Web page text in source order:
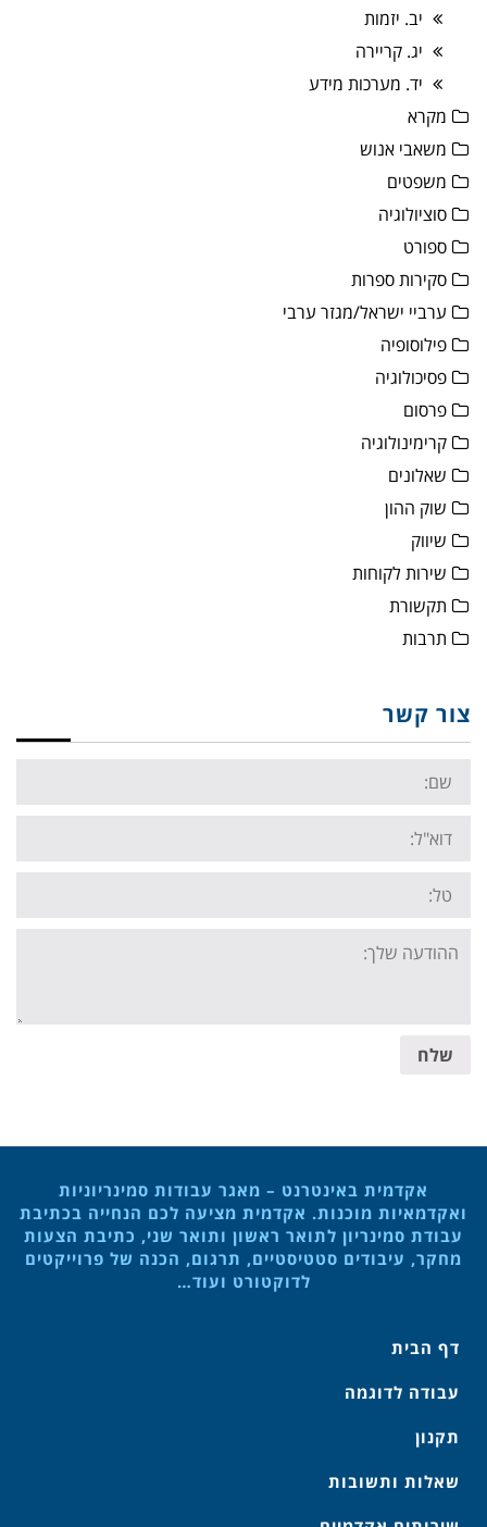
יב. יזמות
יג. קריירה
יד. מערכות מידע
מקרא
משאבי אנוש
משפטים
סוציולוגיה
ספורט
סקירות ספרות
ערביי ישראל/מגזר ערבי
פילוסופיה
פסיכולוגיה
פרסום
קרימינולוגיה
שאלונים
שוק ההון
שיווק
שירות לקוחות
תקשורת
תרבות
צור קשר
Name:
Email:
Tel:
Your
message:
שלח
אקדמית באינטרנט – מאגר עבודות סמינריוניות
ואקדמאיות מוכנות. אקדמית מציעה לכם הנחייה בכתיבת
עבודת סמינריון לתואר ראשון ותואר שני, כתיבת הצעות
מחקר, עיבודים סטטיסטיים, תרגום, הכנה של פרוייקטים
לדוקטורט ועוד…
דף הבית
עבודה לדוגמה
תקנון
שאלות ותשובות